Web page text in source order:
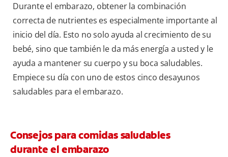
Durante el embarazo, obtener la combinación
correcta de nutrientes es especialmente importante al
inicio del día. Esto no solo ayuda al crecimiento de su
bebé, sino que también le da más energía a usted y le
ayuda a mantener su cuerpo y su boca saludables.
Empiece su día con uno de estos cinco desayunos
saludables para el embarazo.
Consejos para comidas saludables
durante el embarazo